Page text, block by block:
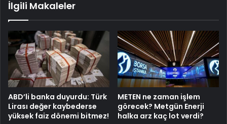
İlgili Makaleler
ABD’li banka duyurdu: Türk
Lirası değer kaybederse
yüksek faiz dönemi bitmez!
METEN ne zaman işlem
görecek? Metgün Enerji
halka arz kaç lot verdi?